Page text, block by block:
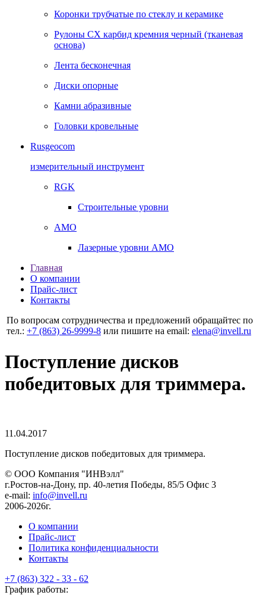
Коронки трубчатые по стеклу и керамике
Рулоны CX карбид кремния черный (тканевая
основа)
Лента бесконечная
Диски опорные
Камни абразивные
Головки кровельные
Rusgeocom
измерительный инструмент
RGK
Строительные уровни
AMO
Лазерные уровни AMO
Главная
О компании
Прайс-лист
Контакты
По вопросам сотрудничества и предложений обращайтес по
тел.: +7 (863) 26‐9999‐8 или пишите на email: elena@invell.ru
Поступление дисков
победитовых для триммера.
11.04.2017
Поступление дисков победитовых для триммера.
© ООО Компания "ИНВэлл"
г.Ростов-на-Дону, пр. 40-летия Победы, 85/5 Офис 3
e-mail: info@invell.ru
2006-2026г.
О компании
Прайс-лист
Политика конфиденциальности
Контакты
+7 (863) 322 - 33 - 62
График работы: